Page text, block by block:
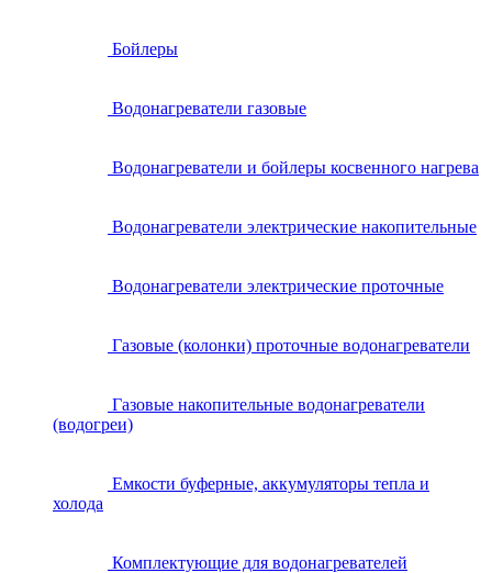
Бойлеры
Водонагреватели газовые
Водонагреватели и бойлеры косвенного нагрева
Водонагреватели электрические накопительные
Водонагреватели электрические проточные
Газовые (колонки) проточные водонагреватели
Газовые накопительные водонагреватели
(водогреи)
Емкости буферные, аккумуляторы тепла и
холода
Комплектующие для водонагревателей